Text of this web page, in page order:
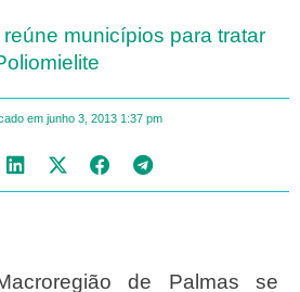
municípios para tratar
em junho 3, 2013 1:37 pm